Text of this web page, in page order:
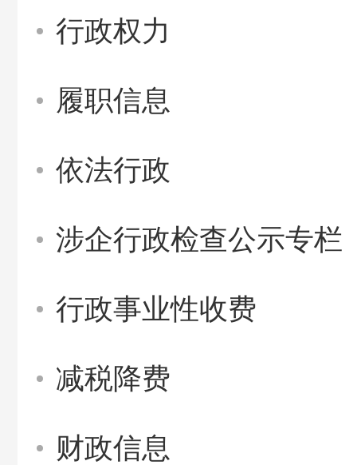
行政权力
履职信息
依法行政
涉企行政检查公示专栏
行政事业性收费
减税降费
财政信息